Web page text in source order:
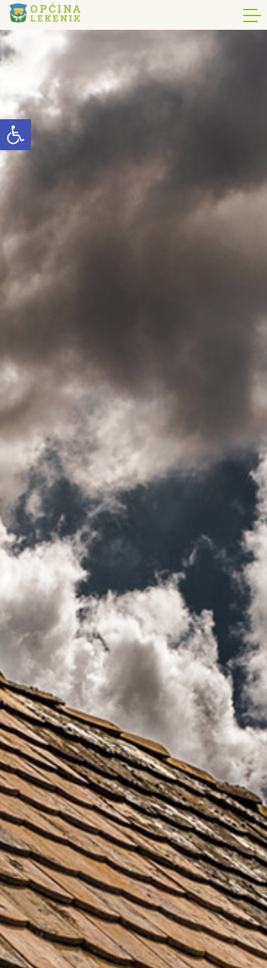
Open toolbar